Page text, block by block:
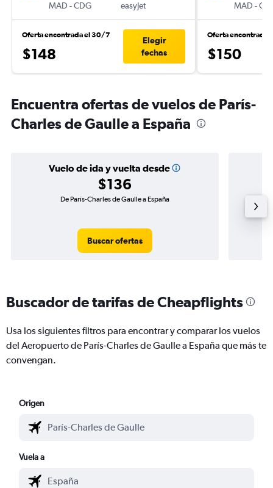
MAD -CDG
easyJet
Oferta encontrada el 30/7
$148
Elegir
fechas
MAD -
Oferta encontrada
$150
Encuentra ofertas de vuelos de París-
Charles de Gaulle a España
Vuelo de ida y vuelta desde
$136
De París-Charles de Gaulle a España
Buscar ofertas
Buscador de tarifas de Cheapflights
Usa los siguientes filtros para encontrar y comparar los vuelos
del Aeropuerto de París-Charles de Gaulle a España que más te
convengan.
Origen
Vuela a